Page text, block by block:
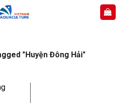
"Huyện Đông Hải"